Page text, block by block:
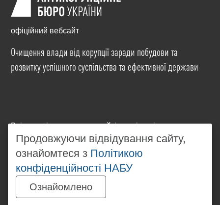
офіційний вебсайт
Очищення влади від корупції заради побудови та
розвитку успішного суспільства та ефективної держави
Всі матеріали на цьому сайті розміщені на умовах
ліцензіїCreative Commons Attribution-NonCommercial-
NoDerivatives 4.0 International. Використання будь-
яких матеріалів, розміщених на сайті, дозволяється
за умови посилання наwww.nabu.gov.ua
незалежності від повного або часткового
використання матеріалів.
Продовжуючи відвідування сайту,
ознайомтеся з Політикою
конфіденційності НАБУ
Ознайомлено